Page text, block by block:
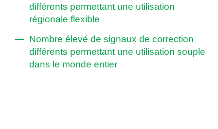
différents permettant une utilisation
régionale flexible
Nombre élevé de signaux de correction
différents permettant une utilisation souple
dans le monde entier